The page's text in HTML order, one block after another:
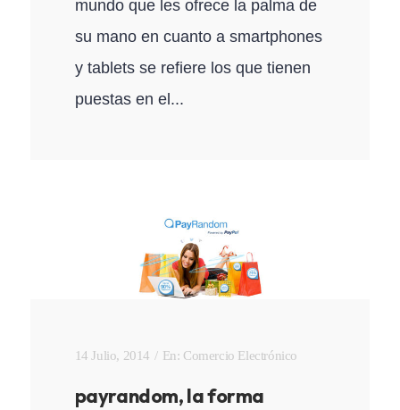
mundo que les ofrece la palma de
su mano en cuanto a smartphones
y tablets se refiere los que tienen
puestas en el...
14 Julio, 2014 En: Comercio Electrónico
payrandom, la forma